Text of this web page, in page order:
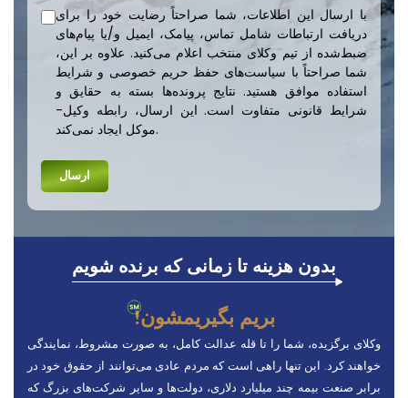
با ارسال این اطلاعات، شما صراحتاً رضایت خود را برای
دریافت ارتباطات شامل تماس، پیامک، ایمیل و/یا پیام‌های
ضبط‌شده از تیم وکلای منتخب اعلام می‌کنید. علاوه بر این،
شما صراحتاً با سیاست‌های حفظ حریم خصوصی و شرایط
استفاده موافق هستید. نتایج پرونده‌ها بسته به حقایق و
شرایط قانونی متفاوت است. این ارسال، رابطه وکیل-
موکل ایجاد نمی‌کند.
بدون هزینه تا زمانی که برنده شویم
بریم بگیریمشون!
وکلای برگزیده، شما را تا قله عدالت کامل، به صورت مشروط، نمایندگی
خواهند کرد. این تنها راهی است که مردم عادی می‌توانند از حقوق خود در
برابر صنعت بیمه چند میلیارد دلاری، دولت‌ها و سایر شرکت‌های بزرگ که